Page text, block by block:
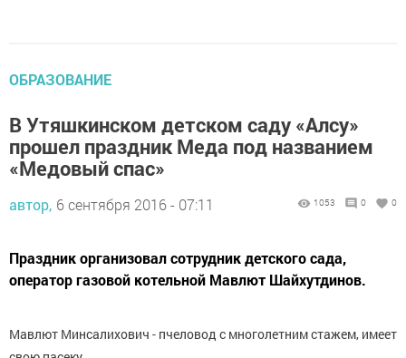
ОБРАЗОВАНИЕ
В Утяшкинском детском саду «Алсу»
прошел праздник Меда под названием
«Медовый спас»
автор, 6 сентября 2016 - 07:11 1053 0 0
Праздник организовал сотрудник детского сада,
оператор газовой котельной Мавлют Шайхутдинов.
Мавлют Минсалихович - пчеловод с многолетним стажем, имеет